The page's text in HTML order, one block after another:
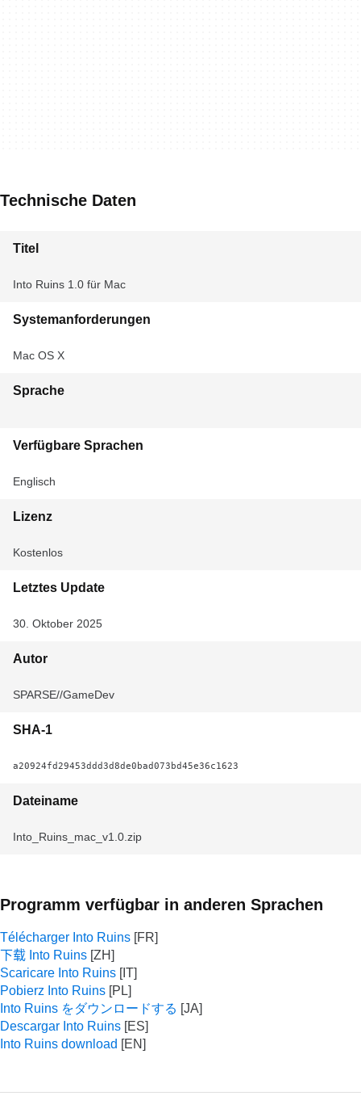
Technische Daten
Titel
Into Ruins 1.0 für Mac
Systemanforderungen
Mac OS X
Sprache
Verfügbare Sprachen
Englisch
Lizenz
Kostenlos
Letztes Update
30. Oktober 2025
Autor
SPARSE//GameDev
SHA-1
a20924fd29453ddd3d8de0bad073bd45e36c1623
Dateiname
Into_Ruins_mac_v1.0.zip
Programm verfügbar in anderen Sprachen
Télécharger Into Ruins
下载 Into Ruins
Scaricare Into Ruins
Pobierz Into Ruins
Into Ruins をダウンロードする
Descargar Into Ruins
Into Ruins download